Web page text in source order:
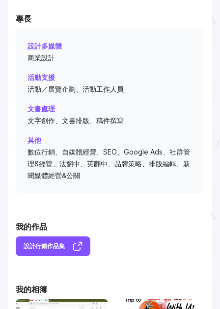
專長
設計多媒體
商業設計
活動支援
活動／展覽企劃、活動工作人員
文書處理
文字創作、文書排版、稿件撰寫
其他
數位行銷、自媒體經營、SEO、Google Ads、社群管
理&經營、法翻中、英翻中、品牌策略、排版編輯、新
聞媒體經營&公關
我的作品
設計行銷作品集
我的相簿